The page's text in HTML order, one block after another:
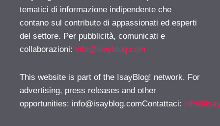
tematici di informazione indipendente che
contano sul contributo di appassionati ed esperti
del settore. Per pubblicità, comunicati e
collaborazioni: info@isayblog.com
This website is part of the IsayBlog! network. For
advertising, press releases and other
opportunities: info@isayblog.comContattaci: